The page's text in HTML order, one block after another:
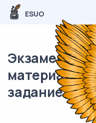
ESUO
материал
задание (24)